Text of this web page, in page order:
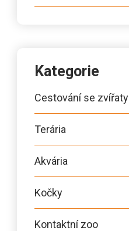
Kategorie
Cestování se zvířaty
Terária
Akvária
Kočky
Kontaktní zoo